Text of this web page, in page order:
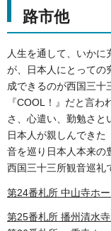
路市他
人生を通して、いかに
が、日本人にとっての
成できるのが西国三十
『COOL！』だと言
さ、心遣い、勤勉さと
日本人が親しんでき
音を巡り日本人本来の
西国三十三所観音巡礼
第24番札所 中山寺ホ
第25番札所 播州清水